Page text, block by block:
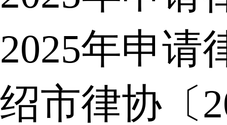
2025年申请
绍市律协〔